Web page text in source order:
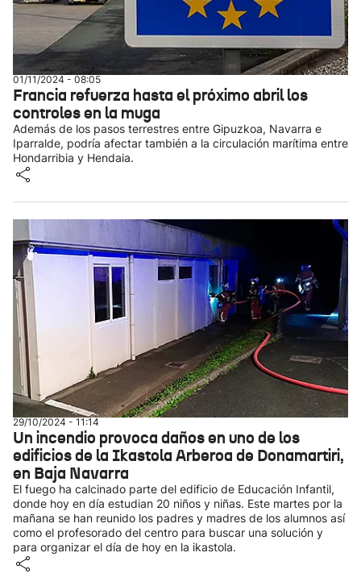
01/11/2024 - 08:05
Francia refuerza hasta el próximo abril los
controles en la muga
Además de los pasos terrestres entre Gipuzkoa, Navarra e
Iparralde, podría afectar también a la circulación marítima entre
Hondarribia y Hendaia.
29/10/2024 - 11:14
Un incendio provoca daños en uno de los
edificios de la Ikastola Arberoa de Donamartiri,
en Baja Navarra
El fuego ha calcinado parte del edificio de Educación Infantil,
donde hoy en día estudian 20 niños y niñas. Este martes por la
mañana se han reunido los padres y madres de los alumnos así
como el profesorado del centro para buscar una solución y
para organizar el día de hoy en la ikastola.